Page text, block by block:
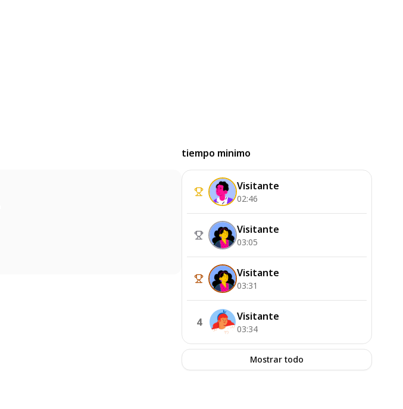
tiempo minimo
Visitante
02:46
Visitante
03:05
Visitante
03:31
4 Visitante
03:34
Mostrar todo